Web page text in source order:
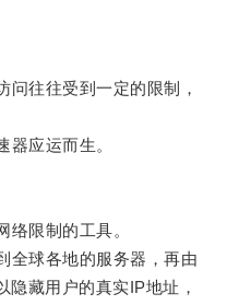
往往受到一定的限制，
应运而生。
限制的工具。
球各地的服务器，再由
隐藏用户的真实IP地址，